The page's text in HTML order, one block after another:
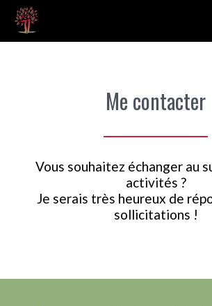
Me contacter
Vous souhaitez échanger au
activités ?
Je serais très heureux de
sollicitations !